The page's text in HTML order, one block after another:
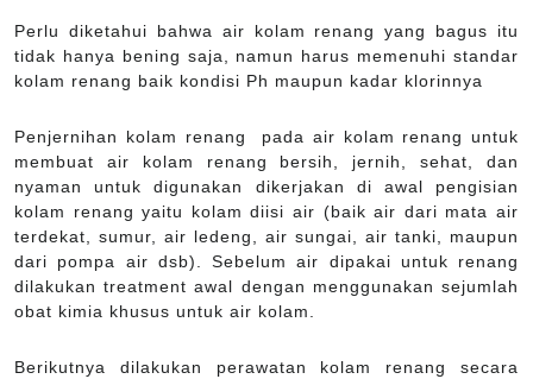
Perlu diketahui bahwa air kolam renang yang bagus itu
tidak hanya bening saja, namun harus memenuhi standar
kolam renang baik kondisi Ph maupun kadar klorinnya
Penjernihan kolam renang pada air kolam renang untuk
membuat air kolam renang bersih, jernih, sehat, dan
nyaman untuk digunakan dikerjakan di awal pengisian
kolam renang yaitu kolam diisi air (baik air dari mata air
terdekat, sumur, air ledeng, air sungai, air tanki, maupun
dari pompa air dsb). Sebelum air dipakai untuk renang
dilakukan treatment awal dengan menggunakan sejumlah
obat kimia khusus untuk air kolam.
Berikutnya dilakukan perawatan kolam renang secara